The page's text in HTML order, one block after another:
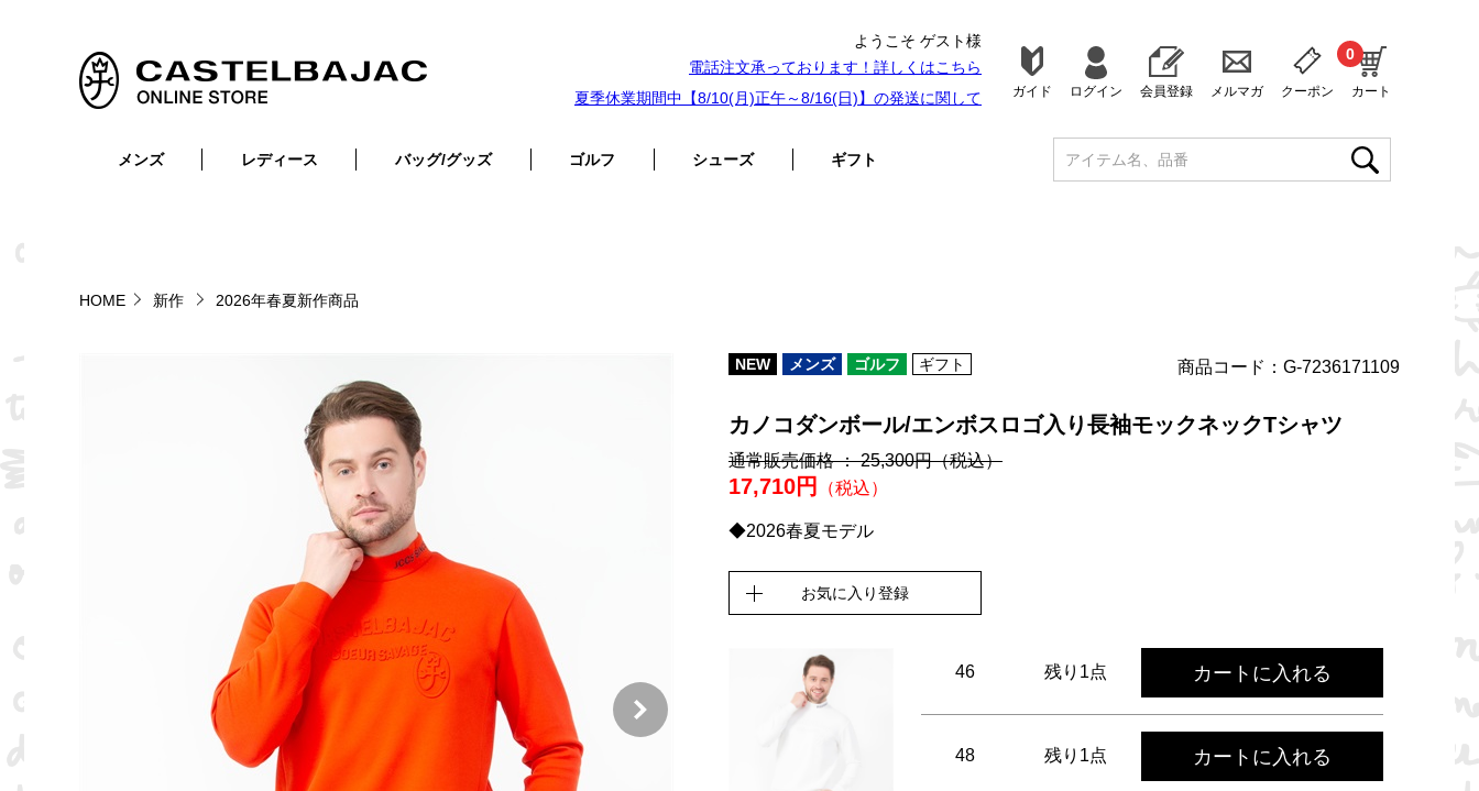
ようこそ ゲスト様
電話注文承っております！詳しくはこちら
夏季休業期間中【8/10(月)正午～8/16(日)】の発送に関して
ガイド ログイン 会員登録 メルマガ クーポン カート
0
メンズ レディース バッグ/グッズ ゴルフ シューズ ギフト
HOME 新作 2026年春夏新作商品
NEW メンズ ゴルフ ギフト 商品コード：G-7236171109
カノコダンボール/エンボスロゴ入り長袖モックネックTシャツ
通常販売価格 ： 25,300円（税込）
17,710円 （税込）
◆2026春夏モデル
お気に入り登録
46 残り1点 カートに入れる
48 残り1点 カートに入れる